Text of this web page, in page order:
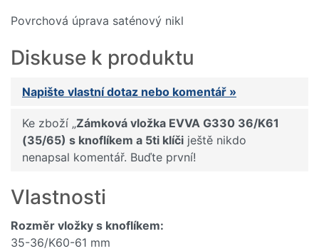
Povrchová úprava saténový nikl
Diskuse k produktu
Napište vlastní dotaz nebo komentář »
Ke zboží „Zámková vložka EVVA G330 36/K61
(35/65) s knoflíkem a 5ti klíči ještě nikdo
nenapsal komentář. Buďte první!
Vlastnosti
Rozměr vložky s knoflíkem:
35-36/K60-61 mm